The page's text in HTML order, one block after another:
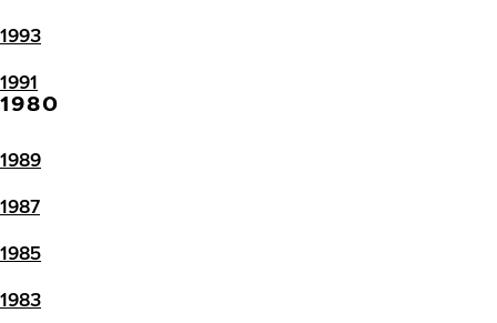
1993
1991
1980
1989
1987
1985
1983